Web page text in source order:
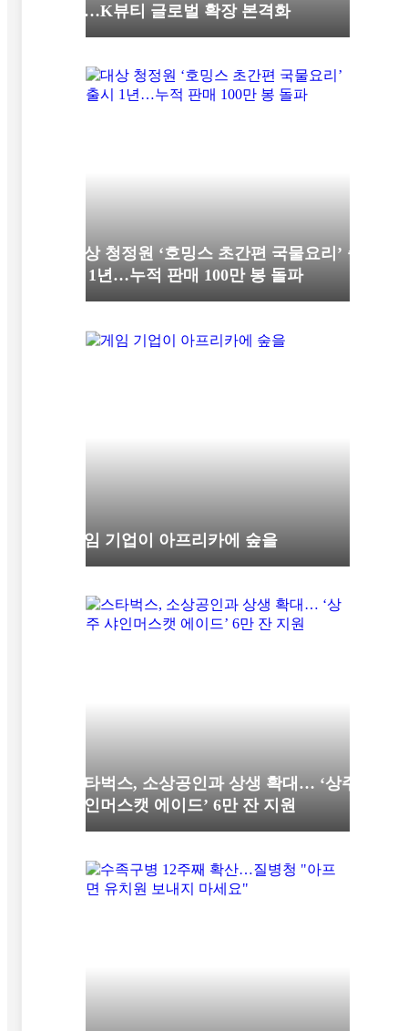
성…K뷰티 글로벌 확장 본격화
대상 청정원 ‘호밍스 초간편 국물요리’ 출
시 1년…누적 판매 100만 봉 돌파
게임 기업이 아프리카에 숲을
스타벅스, 소상공인과 상생 확대… ‘상주
샤인머스캣 에이드’ 6만 잔 지원